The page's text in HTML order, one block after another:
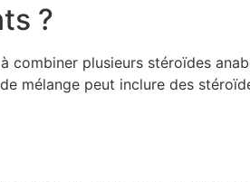
?
combiner plusieurs stéroïdes
mélange peut inclure des